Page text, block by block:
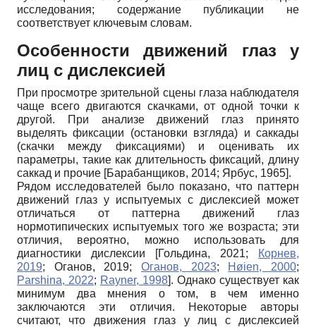
исследования; содержание публикации не
соответствует ключевым словам.
Особенности движений глаз у
лиц с дислексией
При просмотре зрительной сцены глаза наблюдателя
чаще всего двигаются скачками, от одной точки к
другой. При анализе движений глаз принято
выделять фиксации (остановки взгляда) и саккады
(скачки между фиксациями) и оценивать их
параметры, такие как длительность фиксаций, длину
саккад и прочие [Барабанщиков, 2014; Ярбус, 1965].
Рядом исследователей было показано, что паттерн
движений глаз у испытуемых с дислексией может
отличаться от паттерна движений глаз
нормотипических испытуемых того же возраста; эти
отличия, вероятно, можно использовать для
диагностики дислексии
[Гольдина, 2021;
Корнев,
2019; Оганов, 2019;Оганов, 2023; Høien, 2000;
Parshina, 2022; Rayner, 1998]. Однако существует как
минимум два мнения о том, в чем именно
заключаются эти отличия. Некоторые авторы
считают, что движения глаз у лиц с дислексией